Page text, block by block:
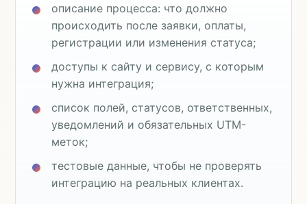
описание процесса: что должно
происходить после заявки, оплаты,
регистрации или изменения статуса;
доступы к сайту и сервису, с которым
нужна интеграция;
список полей, статусов, ответственных,
уведомлений и обязательных UTM-
меток;
тестовые данные, чтобы не проверять
интеграцию на реальных клиентах.